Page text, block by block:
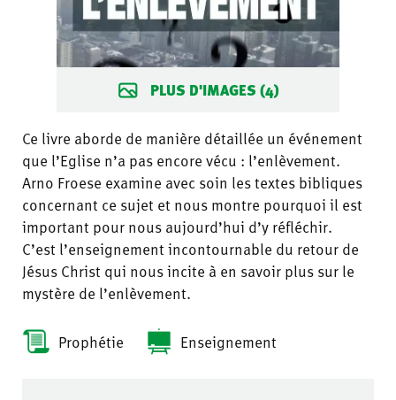
PLUS D'IMAGES (4)
Ce livre aborde de manière détaillée un événement
que l’Eglise n’a pas encore vécu : l’enlèvement.
Arno Froese examine avec soin les textes bibliques
concernant ce sujet et nous montre pourquoi il est
important pour nous aujourd’hui d’y réfléchir.
C’est l’enseignement incontournable du retour de
Jésus Christ qui nous incite à en savoir plus sur le
mystère de l’enlèvement.
Prophétie Enseignement